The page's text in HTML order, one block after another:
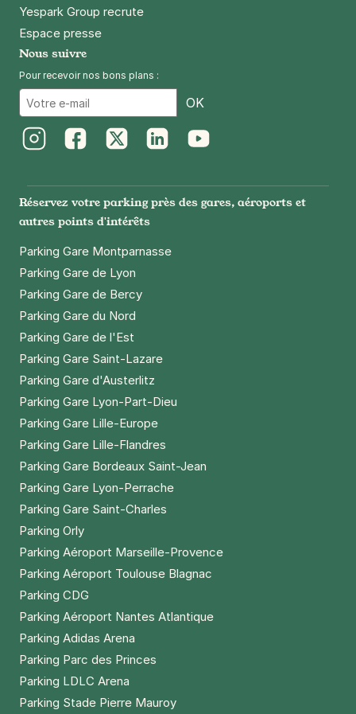
Yespark Group recrute
Espace presse
Nous suivre
Pour recevoir nos bons plans :
OK
Réservez votre parking près des gares, aéroports et
autres points d'intérêts
Parking Gare Montparnasse
Parking Gare de Lyon
Parking Gare de Bercy
Parking Gare du Nord
Parking Gare de l'Est
Parking Gare Saint-Lazare
Parking Gare d'Austerlitz
Parking Gare Lyon-Part-Dieu
Parking Gare Lille-Europe
Parking Gare Lille-Flandres
Parking Gare Bordeaux Saint-Jean
Parking Gare Lyon-Perrache
Parking Gare Saint-Charles
Parking Orly
Parking Aéroport Marseille-Provence
Parking Aéroport Toulouse Blagnac
Parking CDG
Parking Aéroport Nantes Atlantique
Parking Adidas Arena
Parking Parc des Princes
Parking LDLC Arena
Parking Stade Pierre Mauroy